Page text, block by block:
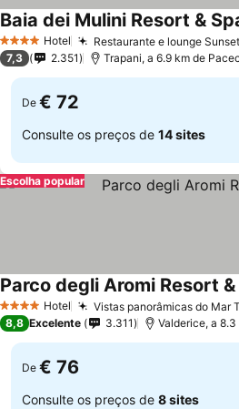
4 EstrelasHotel Restaurante e lounge Sunset
Baia dei Mulini Resort &
7,3 2.351 Trapani, a 6.9 km de
De € 72
Consulte os preços de 14 sites
Escolha popular
4 EstrelasHotel Vistas panorâmicas do Mar
Parco degli Aromi Resort &
8,8 Excelente 3.311 Valderice, a
De € 76
Consulte os preços de 8 sites